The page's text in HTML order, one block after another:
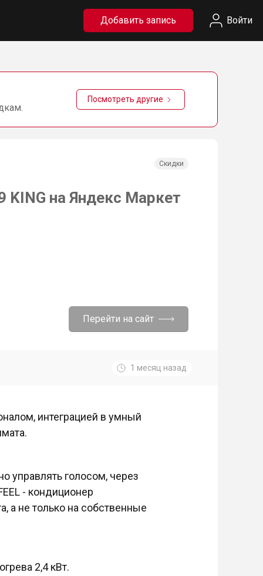
Добавить запись Войти
Посмотреть другие
Скидки
KING на Яндекс Маркет
Перейти на сайт
1 месяц назад
интеграцией в умный
управлять голосом, через
- кондиционер
а не только на собственные
2,4 кВт.